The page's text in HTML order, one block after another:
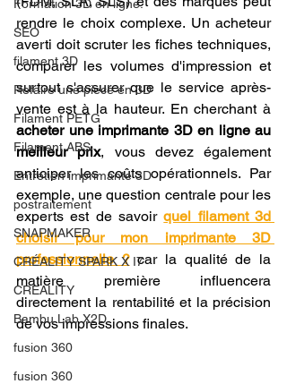
Formation 3D en ligne.
SEO
filament 3D
Refaire une piece en 3D
Filament PETG
Filament ABS
Entretien imprimante 3D
postraitement
SNAPMAKER
CRÉALITY SPARK X I7
CREALITY
Bambu Lab X2D
fusion 360
fusion 360
rendre le choix complexe. Un acheteur
averti doit scruter les fiches techniques,
comparer les volumes d'impression et
surtout s'assurer que le service après-
acheter une imprimante 3D en ligne au
meilleur prix, vous devez également
anticiper les coûts opérationnels. Par
exemple, une question centrale pour les
experts est de savoir quel filament 3d
choisir pour mon imprimante 3D
professionnelle ? car la qualité de la
matière première influencera
directement la rentabilité et la précision
de vos impressions finales.